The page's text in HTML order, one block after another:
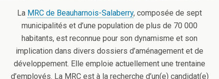
La MRC de Beauharnois-Salaberry, composée de sept
municipalités et d’une population de plus de 70 000
habitants, est reconnue pour son dynamisme et son
implication dans divers dossiers d’aménagement et de
développement. Elle emploie actuellement une trentaine
d’employés. La MRC est à la recherche d’un(e) candidat(e)